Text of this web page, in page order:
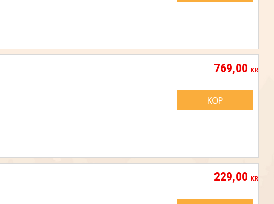
769,00 KR
KÖP
229,00 KR